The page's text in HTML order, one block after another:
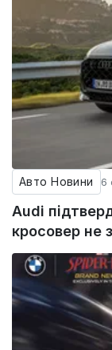
Авто Новини 6
Audi
кросовер не